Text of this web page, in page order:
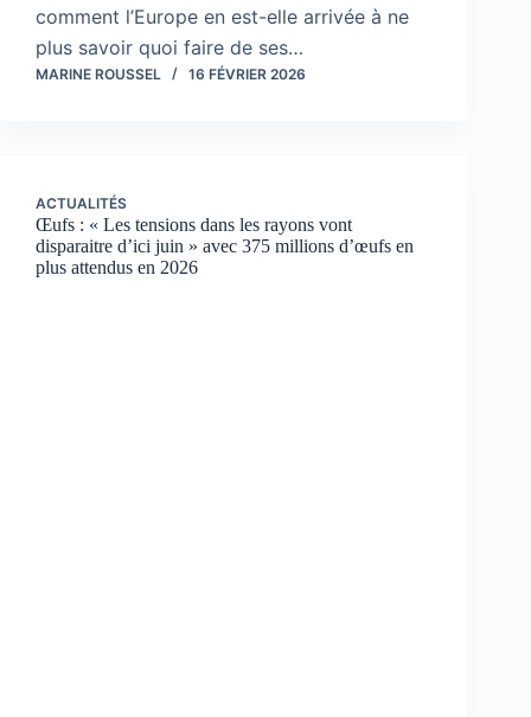
comment l’Europe en est-elle arrivée à ne
plus savoir quoi faire de ses…
MARINE ROUSSEL 16 FÉVRIER 2026
ACTUALITÉS
Œufs : « Les tensions dans les rayons vont
disparaitre d’ici juin » avec 375 millions d’œufs en
plus attendus en 2026